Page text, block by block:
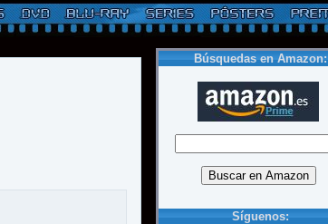
Búsquedas en Amazon:
Síguenos: